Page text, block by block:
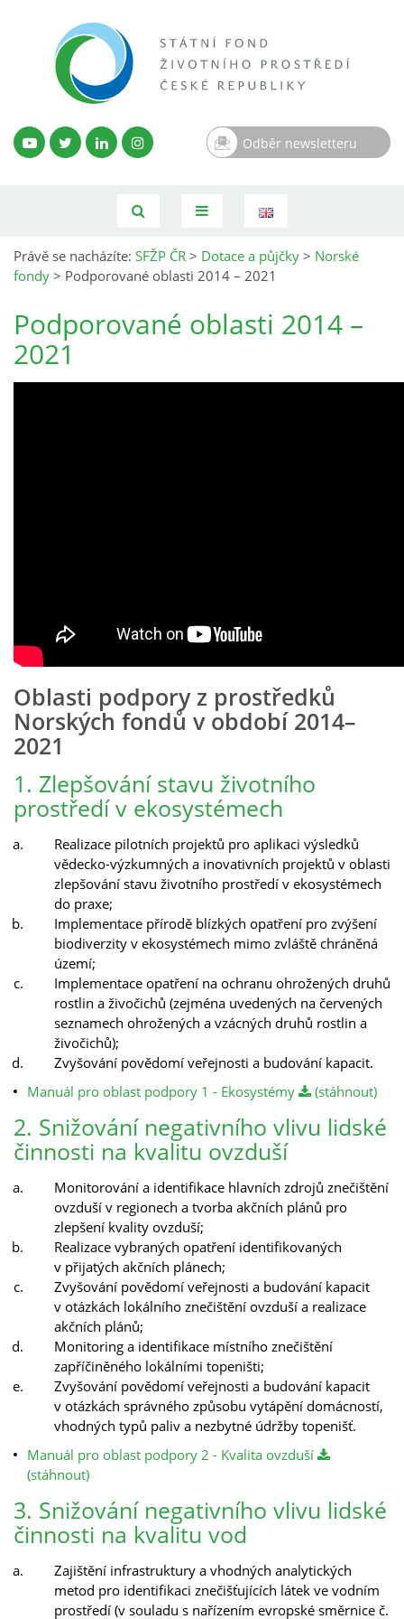
Odběr newsletteru
Právě se nacházíte: SFŽP ČR > Dotace a půjčky > Norské
fondy > Podporované oblasti 2014 – 2021
Podporované oblasti 2014 –
2021
Oblasti podpory z prostředků
Norských fondů v období 2014–
2021
1. Zlepšování stavu životního
prostředí v ekosystémech
Realizace pilotních projektů pro aplikaci výsledků
vědecko-výzkumných a inovativních projektů v oblasti
zlepšování stavu životního prostředí v ekosystémech
do praxe;
Implementace přírodě blízkých opatření pro zvýšení
biodiverzity v ekosystémech mimo zvláště chráněná
území;
Implementace opatření na ochranu ohrožených druhů
rostlin a živočichů (zejména uvedených na červených
seznamech ohrožených a vzácných druhů rostlin a
živočichů);
Zvyšování povědomí veřejnosti a budování kapacit.
Manuál pro oblast podpory 1 - Ekosystémy
(stáhnout)
2. Snižování negativního vlivu lidské
činnosti na kvalitu ovzduší
Monitorování a identifikace hlavních zdrojů znečištění
ovzduší v regionech a tvorba akčních plánů pro
zlepšení kvality ovzduší;
Realizace vybraných opatření identifikovaných
v přijatých akčních plánech;
Zvyšování povědomí veřejnosti a budování kapacit
v otázkách lokálního znečištění ovzduší a realizace
akčních plánů;
Monitoring a identifikace místního znečištění
zapříčiněného lokálními topeništi;
Zvyšování povědomí veřejnosti a budování kapacit
v otázkách správného způsobu vytápění domácností,
vhodných typů paliv a nezbytné údržby topenišť.
Manuál pro oblast podpory 2 - Kvalita ovzduší
(stáhnout)
3. Snižování negativního vlivu lidské
činnosti na kvalitu vod
Zajištění infrastruktury a vhodných analytických
metod pro identifikaci znečišťujících látek ve vodním
prostředí (v souladu s nařízením evropské směrnice č.